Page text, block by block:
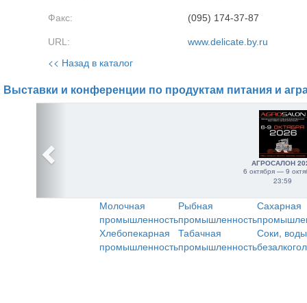
Факс: (095) 174-37-87
URL: www.delicate.by.ru
<< Назад в каталог
Выставки и конференции по продуктам питания и
АГРОСАЛОН
6 октября — 9
23:59
Молочная
промышленность
Рыбная
промышленность
Сахарная
Хлебопекарная
промышленность
Табачная
промышленность
Соки,